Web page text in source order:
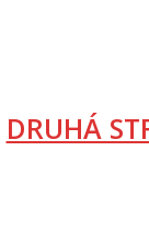
DRUHÁ